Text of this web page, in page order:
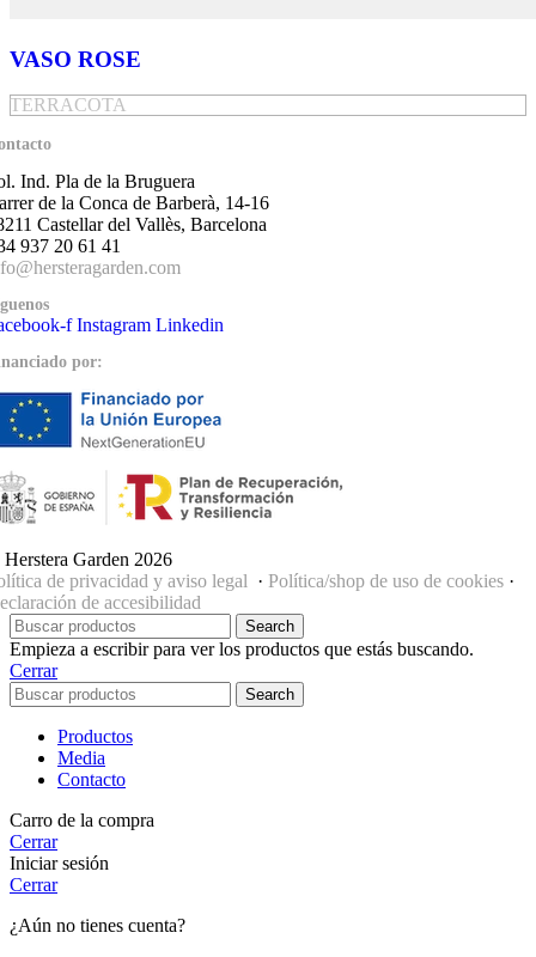
VASO ROSE
TERRACOTA
Ind. Pla de la Bruguera
de la Conca de Barberà, 14-16
Castellar del Vallès, Barcelona
937 20 61 41
f Instagram Linkedin
por:
Garden 2026
de privacidad y aviso legal · Política/shop de uso de cookies ·
de accesibilidad
Search
Empieza a escribir para ver los productos que estás buscando.
Cerrar
Search
Productos
Media
Contacto
Carro de la compra
Cerrar
Iniciar sesión
Cerrar
¿Aún no tienes cuenta?